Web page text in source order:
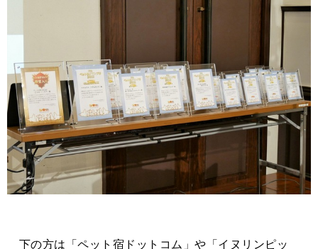
下の方は「ペット宿ドットコム」や「イヌリンピッ